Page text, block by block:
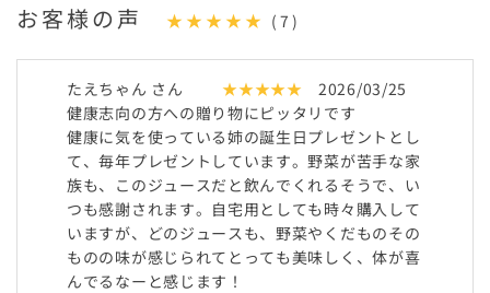
お客様の声 ★★★★★ (7)
たえちゃん さん ★★★★★
2026/03/25
健康志向の方への贈り物にピッタリです
健康に気を使っている姉の誕生日プレゼントとし
て、毎年プレゼントしています。野菜が苦手な家
族も、このジュースだと飲んでくれるそうで、い
つも感謝されます。自宅用としても時々購入して
いますが、どのジュースも、野菜やくだものその
ものの味が感じられてとっても美味しく、体が喜
んでるなーと感じます！